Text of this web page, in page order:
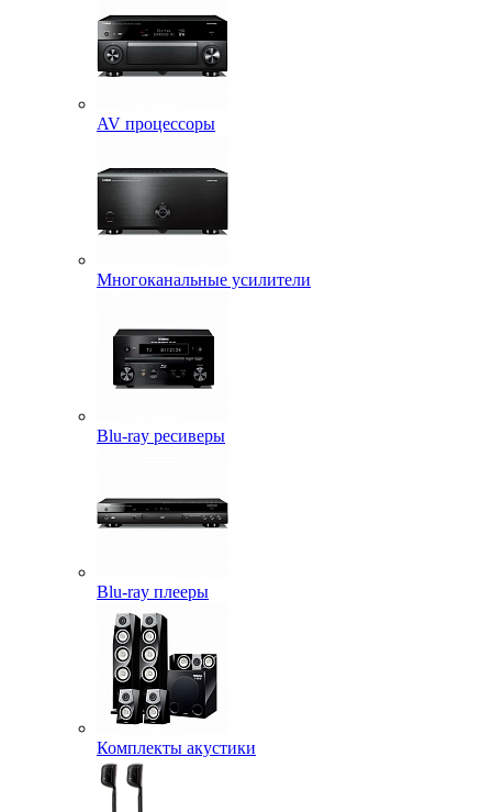
AV процессоры
Многоканальные усилители
Blu-ray ресиверы
Blu-ray плееры
Комплекты акустики